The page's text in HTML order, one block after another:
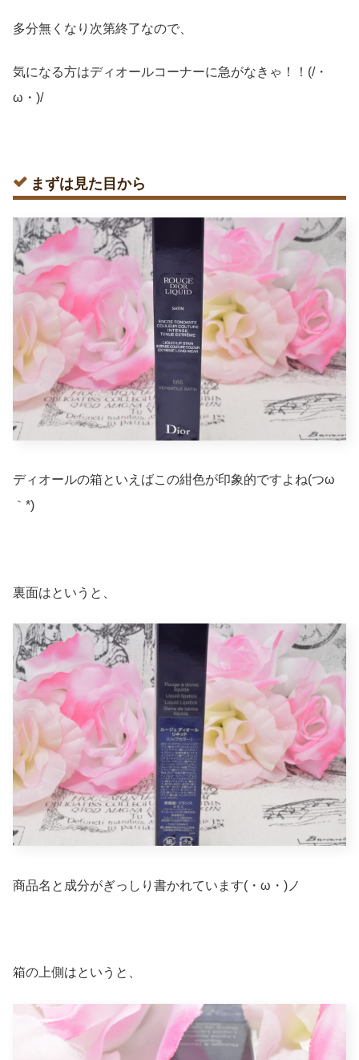
多分無くなり次第終了なので、
気になる方はディオールコーナーに急がなきゃ！！(/・
ω・)/
まずは見た目から
ディオールの箱といえばこの紺色が印象的ですよね(つω
｀*)
裏面はというと、
商品名と成分がぎっしり書かれています(・ω・)ノ
箱の上側はというと、